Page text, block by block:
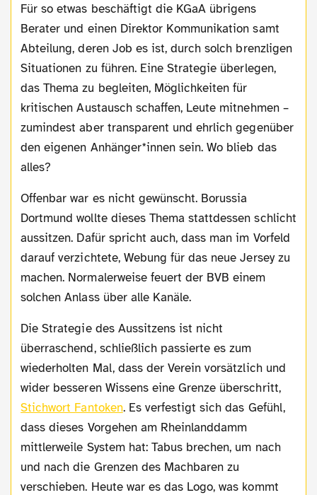
Für so etwas beschäftigt die KGaA übrigens
Berater und einen Direktor Kommunikation samt
Abteilung, deren Job es ist, durch solch brenzligen
Situationen zu führen. Eine Strategie überlegen,
das Thema zu begleiten, Möglichkeiten für
kritischen Austausch schaffen, Leute mitnehmen –
zumindest aber transparent und ehrlich gegenüber
den eigenen Anhänger*innen sein. Wo blieb das
alles?
Offenbar war es nicht gewünscht. Borussia
Dortmund wollte dieses Thema stattdessen schlicht
aussitzen. Dafür spricht auch, dass man im Vorfeld
darauf verzichtete, Webung für das neue Jersey zu
machen. Normalerweise feuert der BVB einem
solchen Anlass über alle Kanäle.
Die Strategie des Aussitzens ist nicht
überraschend, schließlich passierte es zum
wiederholten Mal, dass der Verein vorsätzlich und
wider besseren Wissens eine Grenze überschritt,
Stichwort Fantoken. Es verfestigt sich das Gefühl,
dass dieses Vorgehen am Rheinlanddamm
mittlerweile System hat: Tabus brechen, um nach
und nach die Grenzen des Machbaren zu
verschieben. Heute war es das Logo, was kommt